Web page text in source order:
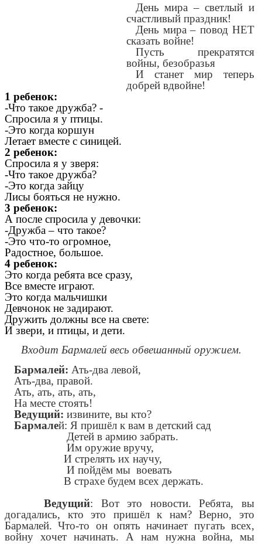
День мира – светлый и
счастливый праздник!
День мира – повод НЕТ
сказать войне!
Пусть прекратятся
войны, безобразья
И станет мир теперь
добрей вдвойне!
1 ребенок:
-Что такое дружба? -
Спросила я у птицы.
-Это когда коршун
Летает вместе с синицей.
2 ребенок:
Спросила я у зверя:
-Что такое дружба?
-Это когда зайцу
Лисы бояться не нужно.
3 ребенок:
А после спросила у девочки:
-Дружба – что такое?
-Это что-то огромное,
Радостное, большое.
4 ребенок:
Это когда ребята все сразу,
Все вместе играют.
Это когда мальчишки
Девчонок не задирают.
Дружить должны все на свете:
И звери, и птицы, и дети.
Входит Бармалей весь обвешанный оружием.
Бармалей: Ать-два левой,
Ать-два, правой.
Ать, ать, ать, ать,
На месте стоять!
Ведущий: извините, вы кто?
Бармалей: Я пришёл к вам в детский сад
Детей в армию забрать.
Им оружие вручу,
И стрелять их научу,
И пойдём мы воевать
В страхе будем всех держать.
Ведущий: Вот это новости. Ребята, вы
догадались, кто это пришёл к нам? Верно, это
Бармалей. Что-то он опять начинает пугать всех,
войну хочет начинать. А нам нужна война, мы